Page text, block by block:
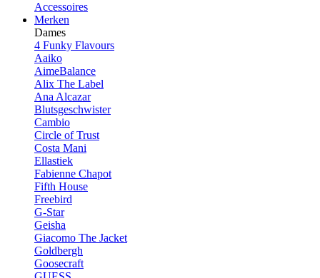
Accessoires
Merken
Dames
4 Funky Flavours
Aaiko
AimeBalance
Alix The Label
Ana Alcazar
Blutsgeschwister
Cambio
Circle of Trust
Costa Mani
Ellastiek
Fabienne Chapot
Fifth House
Freebird
G-Star
Geisha
Giacomo The Jacket
Goldbergh
Goosecraft